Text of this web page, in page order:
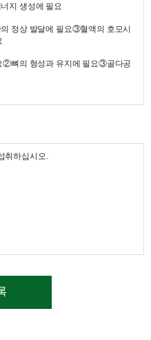
지 생성에 필요
정상 발달에 필요③혈액의 호모시
②뼈의 형성과 유지에 필요③골다공
취하십시오.